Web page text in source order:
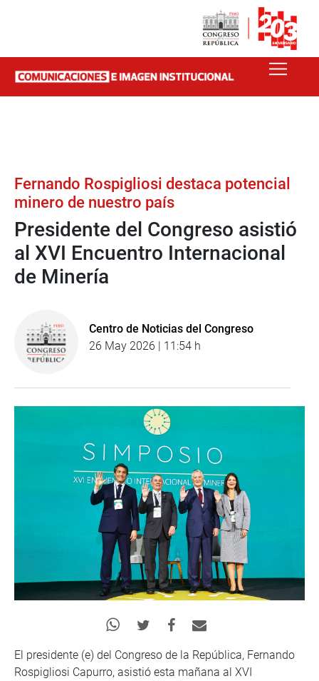
Fernando Rospigliosi destaca potencial
minero de nuestro país
Presidente del Congreso asistió
al XVI Encuentro Internacional
de Minería
Centro de Noticias del Congreso
26 May 2026 | 11:54 h
El presidente (e) del Congreso de la República, Fernando
Rospigliosi Capurro, asistió esta mañana al XVI